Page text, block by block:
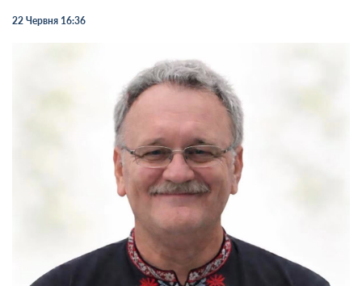
22 Червня 16:36